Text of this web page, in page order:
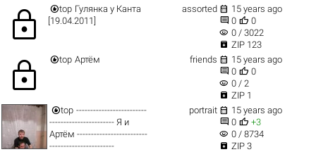
lock top Гулянка у Канта
[19.04.2011]
assorted  15 years ago
 0  0
visibility 0 / 3022
 ZIP 123
lock top Артём friends  15 years ago
 0  0
visibility 0 / 2
 ZIP 1
top -------------------------
----------------------- Я и
Артём -------------------------
-----------------------
portrait  15 years ago
 0  +3
visibility 0 / 8734
 ZIP 3